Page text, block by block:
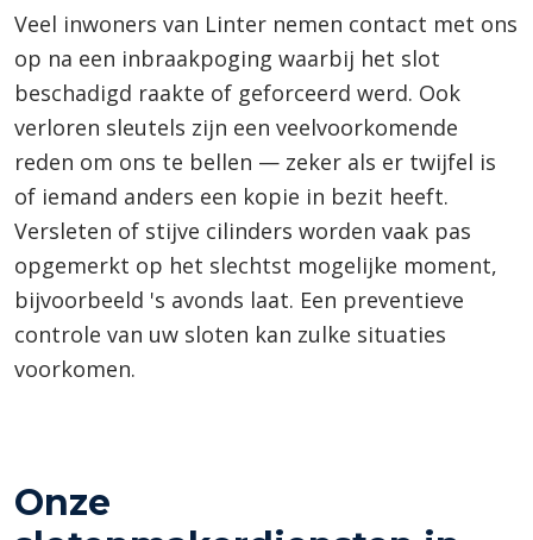
Veel inwoners van Linter nemen contact met ons
op na een inbraakpoging waarbij het slot
beschadigd raakte of geforceerd werd. Ook
verloren sleutels zijn een veelvoorkomende
reden om ons te bellen — zeker als er twijfel is
of iemand anders een kopie in bezit heeft.
Versleten of stijve cilinders worden vaak pas
opgemerkt op het slechtst mogelijke moment,
bijvoorbeeld 's avonds laat. Een preventieve
controle van uw sloten kan zulke situaties
voorkomen.
Onze